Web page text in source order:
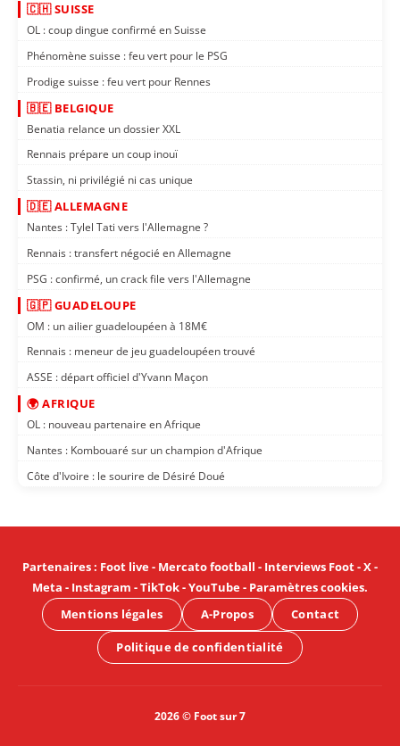
🇨🇭 SUISSE
OL : coup dingue confirmé en Suisse
Phénomène suisse : feu vert pour le PSG
Prodige suisse : feu vert pour Rennes
🇧🇪 BELGIQUE
Benatia relance un dossier XXL
Rennais prépare un coup inouï
Stassin, ni privilégié ni cas unique
🇩🇪 ALLEMAGNE
Nantes : Tylel Tati vers l'Allemagne ?
Rennais : transfert négocié en Allemagne
PSG : confirmé, un crack file vers l'Allemagne
🇬🇵 GUADELOUPE
OM : un ailier guadeloupéen à 18M€
Rennais : meneur de jeu guadeloupéen trouvé
ASSE : départ officiel d'Yvann Maçon
🌍 AFRIQUE
OL : nouveau partenaire en Afrique
Nantes : Kombouaré sur un champion d'Afrique
Côte d'Ivoire : le sourire de Désiré Doué
Partenaires: Foot live- Mercato football - Interviews Foot-X-
Meta - Instagram -TikTok-YouTube- Paramètres cookies.
Mentions légales
A-Propos Contact
Politique de confidentialité
2026 © Foot sur 7